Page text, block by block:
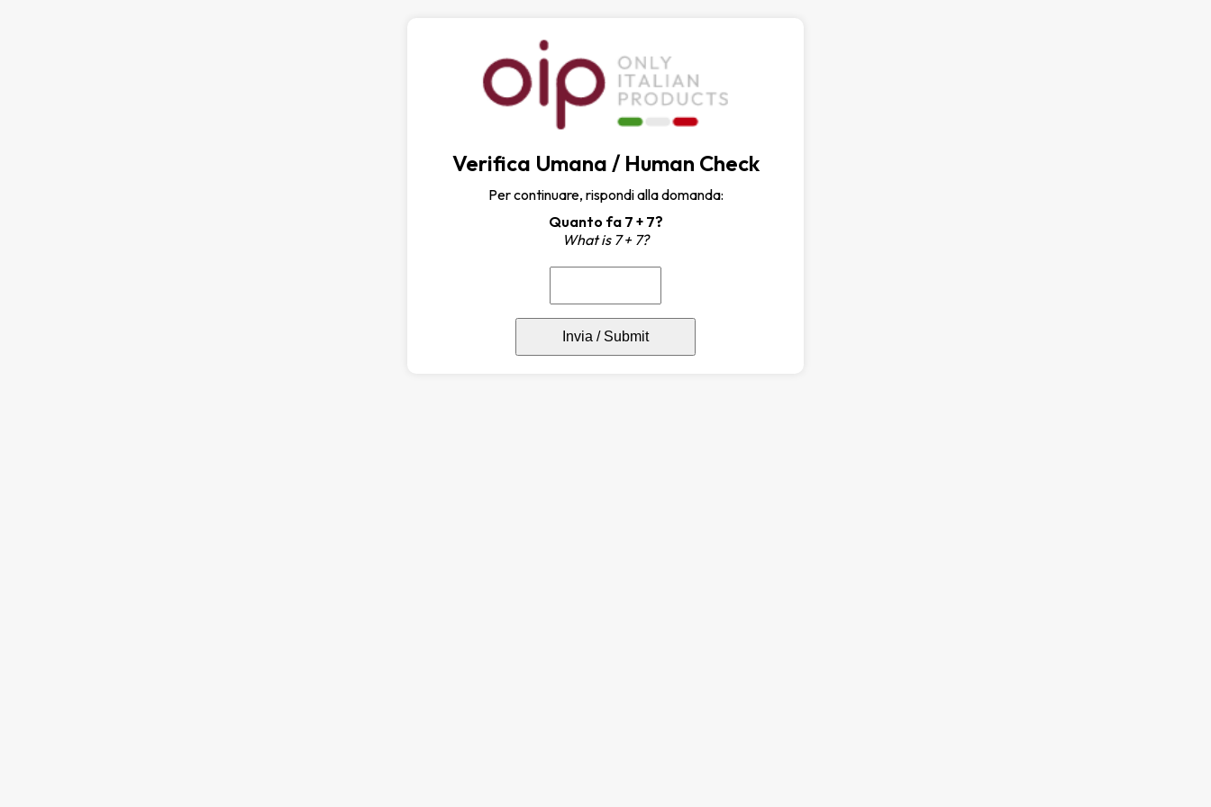
Verifica Umana / Human Check
Per continuare, rispondi alla domanda:
Quanto fa 7 + 7?
What is 7 + 7?
Invia / Submit